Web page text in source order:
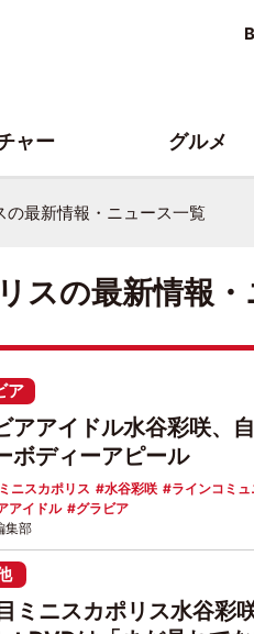
の最新情報・ニュース一覧
スの最新情報
ア
アアイドル水谷彩咲、
ボディーアピール
ニスカポリス 水谷彩咲 ラインコミ
アイドル
グラビア
集部
ミニスカポリス水谷彩
ャー グルメ